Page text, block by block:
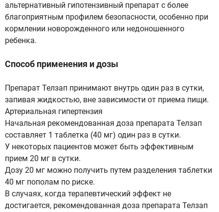
альтернативный гипотензивный препарат с более
благоприятным профилем безопасности, особенно при
кормлении новорожденного или недоношенного
ребенка.
Способ применения и дозы
Препарат Телзап принимают внутрь один раз в сутки,
запивая жидкостью, вне зависимости от приема пищи.
Артериальная гипертензия
Начальная рекомендованная доза препарата Телзап
составляет 1 таблетка (40 мг) один раз в сутки.
У некоторых пациентов может быть эффективным
прием 20 мг в сутки.
Дозу 20 мг можно получить путем разделения таблетки
40 мг пополам по риске.
В случаях, когда терапевтический эффект не
достигается, рекомендованная доза препарата Телзап